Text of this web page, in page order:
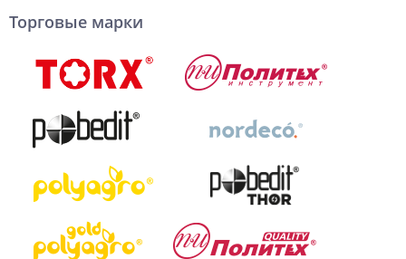
Торговые марки